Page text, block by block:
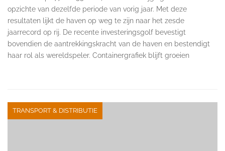
opzichte van dezelfde periode van vorig jaar. Met deze
resultaten lijkt de haven op weg te zijn naar het zesde
jaarrecord op rij. De recente investeringsgolf bevestigt
bovendien de aantrekkingskracht van de haven en bestendigt
haar rol als wereldspeler. Containergrafiek blijft groeien
TRANSPORT & DISTRIBUTIE